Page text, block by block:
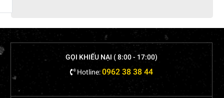
GỌI KHIẾU NẠI ( 8:00 - 17:00)
Hotline:0962 38 38 44